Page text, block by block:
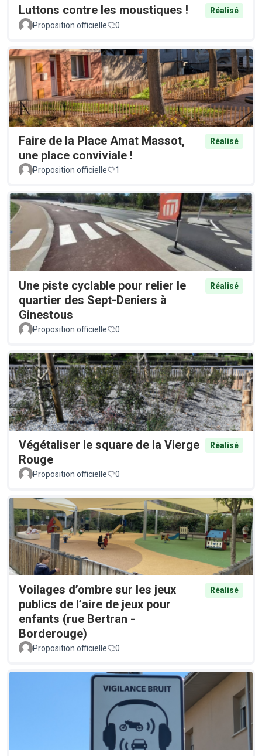
Luttons contre les moustiques !
Réalisé
Proposition officielle
0
Faire de la Place Amat Massot,
une place conviviale !
Réalisé
Proposition officielle 1
Une piste cyclable pour relier le
quartier des Sept-Deniers à
Ginestous
Réalisé
Proposition officielle 0
Végétaliser le square de la Vierge
Rouge
Réalisé
Proposition officielle 0
Voilages d’ombre sur les jeux
publics de l’aire de jeux pour
enfants (rue Bertran -
Borderouge)
Réalisé
Proposition officielle 0